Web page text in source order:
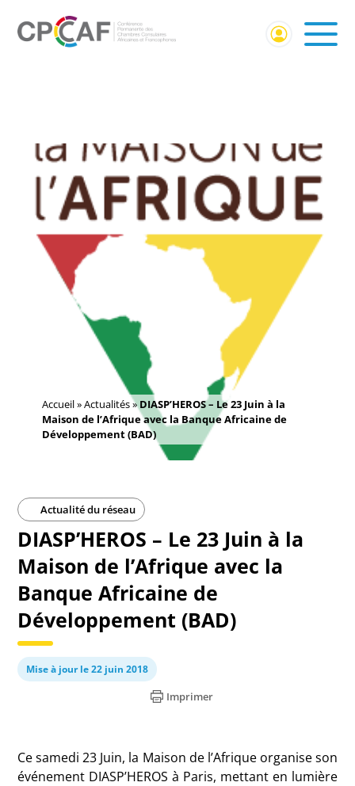
Accueil»Actualités»DIASP’HEROS – Le 23 Juin à la
Maison de l’Afrique avec la Banque Africaine de
Développement (BAD)
Actualité du réseau
DIASP’HEROS – Le 23 Juin à la
Maison de l’Afrique avec la
Banque Africaine de
Développement (BAD)
Mise à jour le 22 juin 2018
Imprimer
Ce samedi 23 Juin, la Maison de l’Afrique organise son
événement DIASP’HEROS à Paris, mettant en lumière